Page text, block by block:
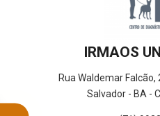
IRMAOS
Rua Waldemar Falcão,
Salvador - BA -